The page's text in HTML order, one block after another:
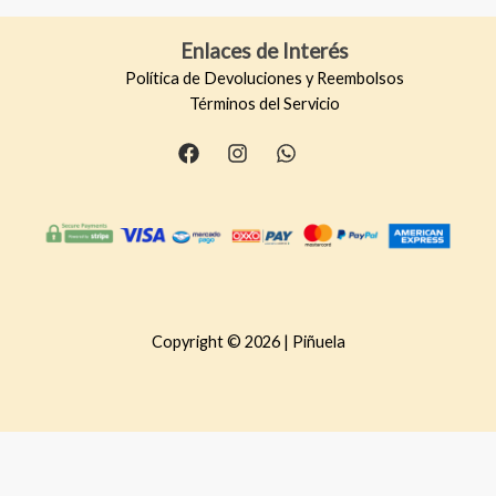
Enlaces de Interés
Política de Devoluciones y Reembolsos
Términos del Servicio
Copyright © 2026 | Piñuela